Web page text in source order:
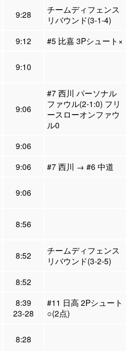
9:28
チームディフェンス
リバウンド(3-1-4)
9:12
#5 比嘉 3Pシュート×
9:10
9:06
#7 西川 パーソナル
ファウル(2-1:0) フリ
ースローオンファウ
ル0
9:06
9:06
#7 西川 → #6 中道
9:06
8:56
8:52
チームディフェンス
リバウンド(3-2-5)
8:52
8:39
23-28
#11 日高 2Pシュート
○(2点)
8:28